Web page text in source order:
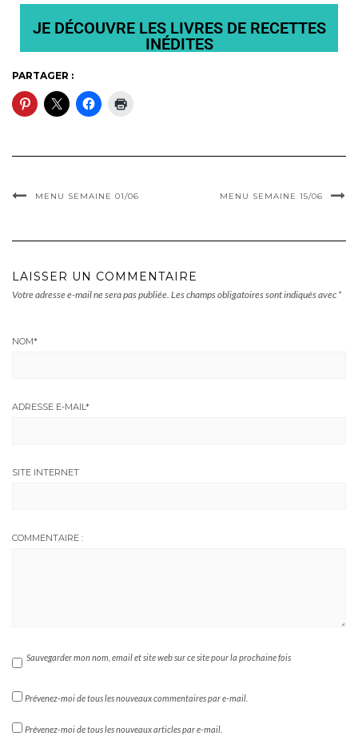
JE DÉCOUVRE LES LIVRES DE RECETTES
INÉDITES
PARTAGER :
MENU SEMAINE 01/06 MENU SEMAINE 15/06
LAISSER UN COMMENTAIRE
Votre adresse e-mail ne sera pas publiée. Les champs obligatoires sont indiqués avec *
NOM*
ADRESSE E-MAIL*
SITE INTERNET
COMMENTAIRE :
Sauvegarder mon nom, email et site web sur ce site pour la prochaine fois
Prévenez-moi de tous les nouveaux commentaires par e-mail.
Prévenez-moi de tous les nouveaux articles par e-mail.